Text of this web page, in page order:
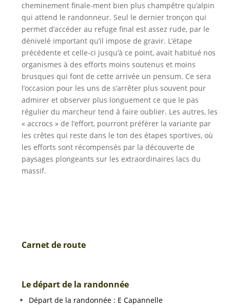
cheminement finale-ment bien plus champêtre qu’alpin
qui attend le randonneur. Seul le dernier tronçon qui
permet d’accéder au refuge final est assez rude, par le
dénivelé important qu’il impose de gravir. L’étape
précédente et celle-ci jusqu’à ce point, avait habitué nos
organismes à des efforts moins soutenus et moins
brusques qui font de cette arrivée un pensum. Ce sera
l’occasion pour les uns de s’arrêter plus souvent pour
admirer et observer plus longuement ce que le pas
régulier du marcheur tend à faire oublier. Les autres, les
« accrocs » de l’effort, pourront préférer la variante par
les crêtes qui reste dans le ton des étapes sportives, où
les efforts sont récompensés par la découverte de
paysages plongeants sur les extraordinaires lacs du
massif.
Carnet de route
Le départ de la randonnée
Départ de la randonnée : E Capannelle